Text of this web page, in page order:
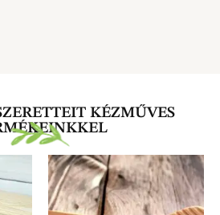
KÉZMŰVES